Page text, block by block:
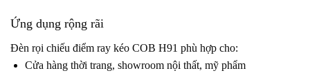
Ứng dụng rộng rãi
Đèn rọi chiếu điểm ray kéo COB H91 phù hợp cho:
Cửa hàng thời trang, showroom nội thất, mỹ phẩm